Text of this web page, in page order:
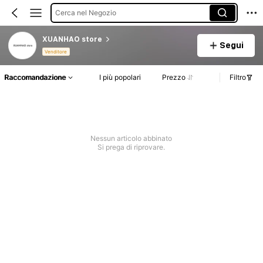
Cerca nel Negozio
XUANHAO store
Venditore
Segui
Raccomandazione I più popolari Prezzo Filtro
Nessun articolo abbinato
Si prega di riprovare.